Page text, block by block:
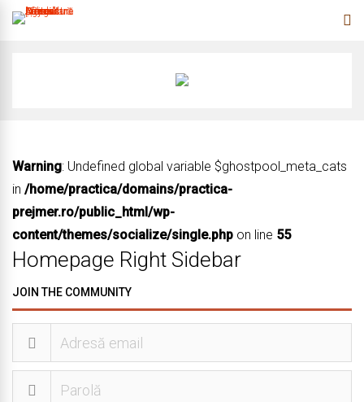
Warning: Undefined global variable $ghostpool_meta_cats
in /home/practica/domains/practica-
prejmer.ro/public_html/wp-
content/themes/socialize/single.php on line 55
Homepage Right Sidebar
JOIN THE COMMUNITY